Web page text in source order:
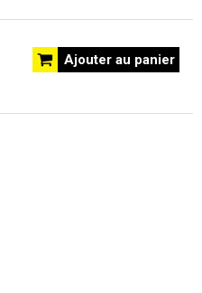
Ajouter au panier